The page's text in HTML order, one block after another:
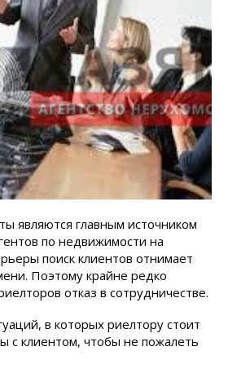
являются главным источником
по недвижимости на
поиск клиентов отнимает
Поэтому крайне редко
отказ в сотрудничестве.
в которых риелтору стоит
с клиентом, чтобы не пожалеть